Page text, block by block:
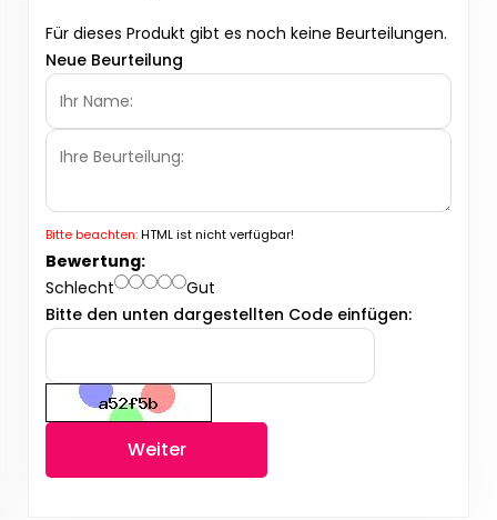
Für dieses Produkt gibt es noch keine Beurteilungen.
Neue Beurteilung
Bitte beachten:HTML ist nicht verfügbar!
Bewertung:
Schlecht
Gut
Bitte den unten dargestellten Code einfügen:
Weiter